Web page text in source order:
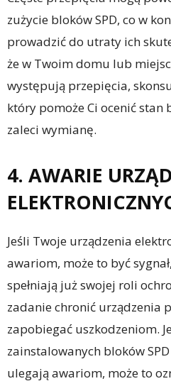
zużycie bloków SPD, co w
prowadzić do utraty ich
że w Twoim domu lub
występują przepięcia,
który pomoże Ci ocenić stan
zaleci wymianę.
4. AWARIE
Jeśli Twoje urządzenia
awariom, może to być
spełniają już swojej roli
zadanie chronić urządzenia
zapobiegać uszkodzeniom.
zainstalowanych bloków
ulegają awariom, może to